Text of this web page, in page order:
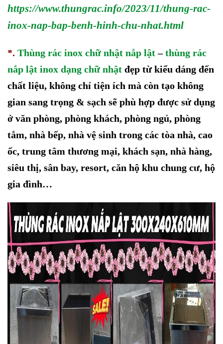
https://www.thungrac.info/2023/11/thung-rac-
inox-nap-bap-benh-hinh-chu-nhat.html
*. Thùng rác inox chữ nhật nắp lật–thùng rác
nắp lật inox dạng chữ nhật đẹp từ kiểu dáng đến
chất liệu, không chỉ tiện ích mà còn tạo không
gian sang trọng & sạch sẽ phù hợp được sử dụng
ở văn phòng, phòng khách, phòng ngủ, phòng
tắm, nhà bếp, nhà vệ sinh trong các tòa nhà, cao
ốc, trung tâm thương mại, khách sạn, nhà hàng,
siêu thị, sân bay, resort, căn hộ khu chung cư, hộ
gia đình…